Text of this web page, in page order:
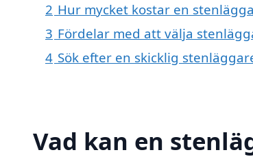
2 Hur mycket kostar en
3 Fördelar med att välja
4 Sök efter en skicklig
Vad kan en